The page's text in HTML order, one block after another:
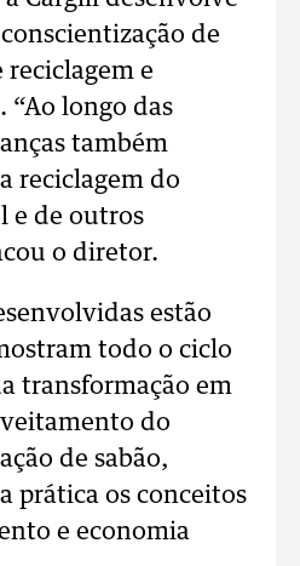
de
reciclagem e
longo das
também
reciclagem do
e de outros
o diretor.
estão
todo o ciclo
transformação em
do
de sabão,
prática os conceitos
e economia